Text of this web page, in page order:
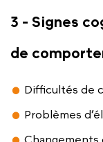
3 - Signes
de
Difficultés de
Problèmes
Changements